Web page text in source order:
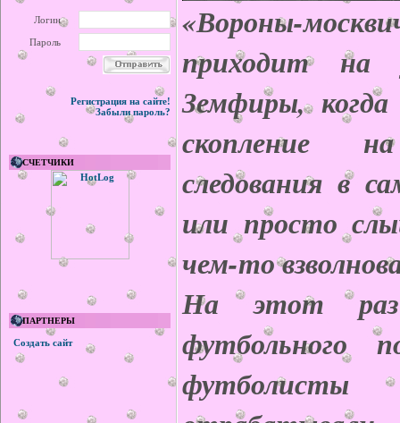
Логин
Пароль
Регистрация на сайте!
Забыли пароль?
СЧЕТЧИКИ
ПАРТНЕРЫ
Создать сайт
«Вороны-
приходит на
Земфиры,
скопление
следования в
или просто
чем-то
На этот